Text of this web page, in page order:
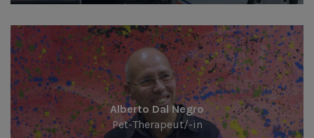
Alberto Dal Negro
Pet-Therapeut/-in